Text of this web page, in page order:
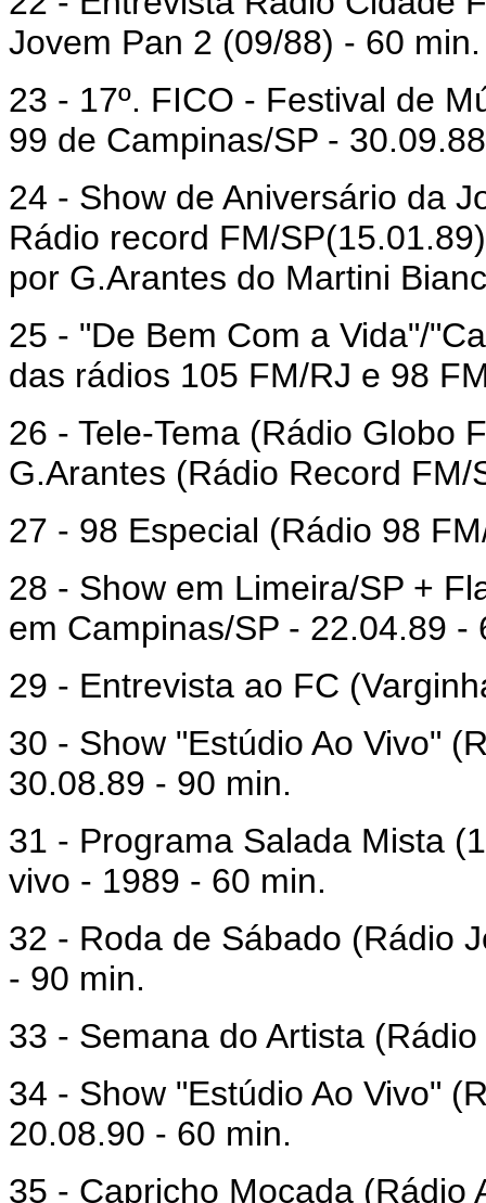
Jovem Pan 2 (09/88) - 60
23 - 17º. FICO - Festival de
99 de Campinas/SP -
24 - Show de Aniversário da
Rádio record FM/
por G.Arantes do Martini
25 - "De Bem Com a Vida"/
das rádios 105 FM/RJ e 98
26 - Tele-Tema (Rádio Globo
G.Arantes (Rádio Record
27 - 98 Especial (Rádio 98
28 - Show em Limeira/SP +
em Campinas/SP - 22.04.89
29 - Entrevista ao FC
30 - Show "Estúdio Ao Vivo"
30.08.89 - 90 min.
31 - Programa Salada Mista
vivo - 1989 - 60 min.
32 - Roda de Sábado (Rádio
- 90 min.
33 - Semana do Artista
34 - Show "Estúdio Ao Vivo"
20.08.90 - 60 min.
35 - Capricho Moçada (Rádio